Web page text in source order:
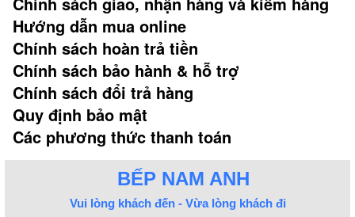
Hướng dẫn mua online
Chính sách hoàn trả tiền
Chính sách bảo hành & hỗ trợ
Chính sách đổi trả hàng
Quy định bảo mật
Các phương thức thanh toán
BẾP NAM ANH
Vui lòng khách đến - Vừa lòng khách đi